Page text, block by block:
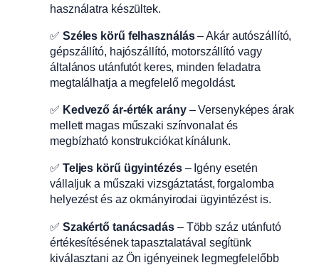
használatra készültek.
✅ Széles körű felhasználás– Akár autószállító,
gépszállító, hajószállító, motorszállító vagy
általános utánfutót keres, minden feladatra
megtalálhatja a megfelelő megoldást.
✅ Kedvező ár-érték arány– Versenyképes árak
mellett magas műszaki színvonalat és
megbízható konstrukciókat kínálunk.
✅ Teljes körű ügyintézés– Igény esetén
vállaljuk a műszaki vizsgáztatást, forgalomba
helyezést és az okmányirodai ügyintézést is.
✅ Szakértő tanácsadás– Több száz utánfutó
értékesítésének tapasztalatával segítünk
kiválasztani az Ön igényeinek legmegfelelőbb